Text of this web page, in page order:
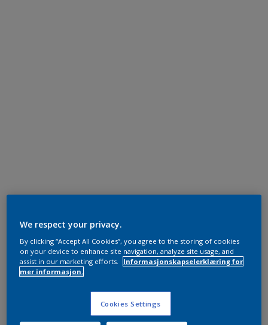
We respect your privacy.
By clicking “Accept All Cookies”, you agree to the storing of cookies
on your device to enhance site navigation, analyze site usage, and
assist in our marketing efforts.
Informasjonskapselerklæring for
mer informasjon.
Cookies Settings